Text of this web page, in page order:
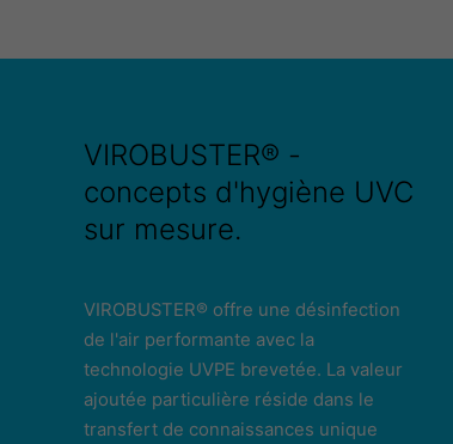
VIROBUSTER® -
concepts d'hygiène UVC
sur mesure.
VIROBUSTER® offre une désinfection
de l'air performante avec la
technologie UVPE brevetée. La valeur
ajoutée particulière réside dans le
transfert de connaissances unique